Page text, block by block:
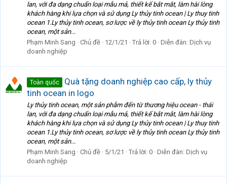
lan, với đa dạng chuẩn loại mẫu mả, thiết kế bắt mắt, làm hài lòng
khách hàng khi lựa chọn và sử dụng Ly thủy tinh ocean | Ly thuy tinh
ocean 1.Ly thủy tinh ocean, sơ lược về ly thủy tinh ocean Ly thủy tinh
ocean, một sản...
Phạm Minh Sang
Chủ đề 12/1/21 Trả lời: 0 Diễn đàn: Dịch vụ
doanh nghiệp
Toàn quốc
Quà tặng doanh nghiệp cao cấp, ly thủy
tinh ocean in logo
Ly thủy tinh ocean, một sản phẫm đến từ thương hiệu ocean - thái
lan, với đa dạng chuẩn loại mẫu mả, thiết kế bắt mắt, làm hài lòng
khách hàng khi lựa chọn và sử dụng Ly thủy tinh ocean | Ly thuy tinh
ocean 1.Ly thủy tinh ocean, sơ lược về ly thủy tinh ocean Ly thủy tinh
ocean, một sản...
Phạm Minh Sang
Chủ đề 5/1/21 Trả lời: 0 Diễn đàn: Dịch vụ
doanh nghiệp